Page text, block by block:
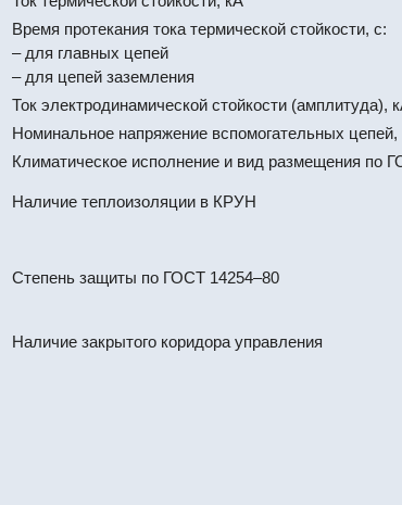
Время протекания тока термической стойкости, с:
– для главных цепей
– для цепей заземления
Ток электродинамической стойкости (амплитуда),
Номинальное напряжение вспомогательных
Климатическое исполнение и вид размещения по
Наличие теплоизоляции в КРУН
Степень защиты по ГОСТ 14254–80
Наличие закрытого коридора управления